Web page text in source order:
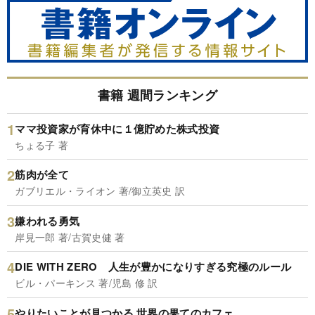
書籍 週間ランキング
ママ投資家が育休中に１億貯めた株式投資
ちょる子 著
筋肉が全て
ガブリエル・ライオン 著/御立英史 訳
嫌われる勇気
岸見一郎 著/古賀史健 著
DIE WITH ZERO 人生が豊かになりすぎる究極のルール
ビル・パーキンス 著/児島 修 訳